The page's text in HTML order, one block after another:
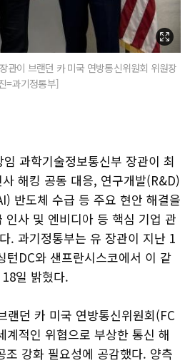
관이 브랜던 카 미국 연방통신위원회 위원장
=과기정통부]
과학기술정보통신부 장관이 최
해킹 공동 대응, 연구개발(R&D)
반도체 수급 등 주요 현안 해결을
인사 및 엔비디아 등 핵심 기업 관
. 과기정통부는 유 장관이 지난 1
턴DC와 샌프란시스코에서 이 같
일 밝혔다.
랜던 카 미국 연방통신위원회(FC
계적인 위협으로 부상한 통신 해
조 강화 필요성에 공감했다. 양측